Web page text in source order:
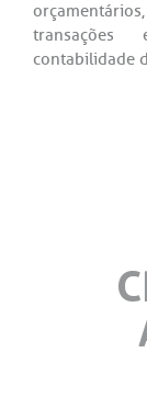
transações
contabilidade